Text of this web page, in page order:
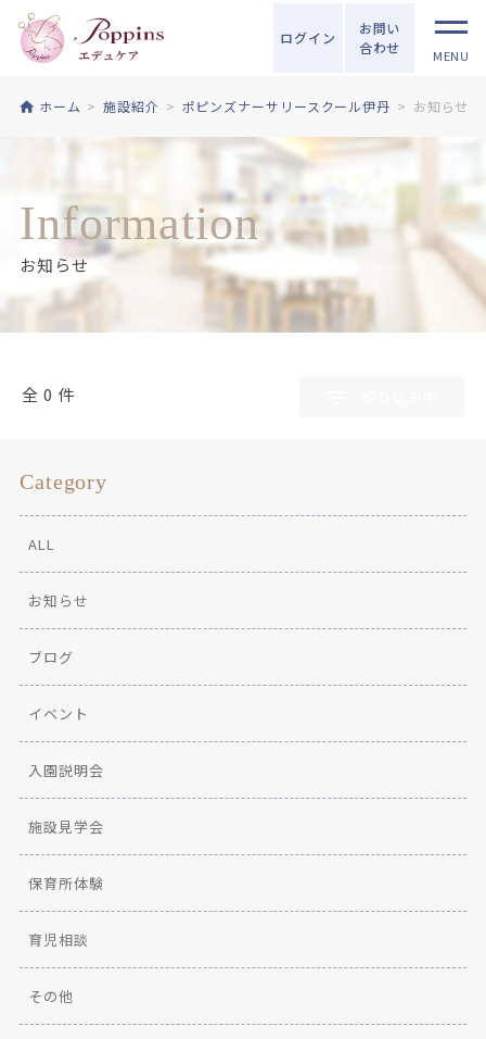
ログイン
お問い
合わせ
MENU
ホーム 施設紹介 ポピンズナーサリースクール伊丹 お知らせ
Information
お知らせ
全 0 件
Category
ALL
お知らせ
ブログ
イベント
入園説明会
施設見学会
保育所体験
育児相談
その他